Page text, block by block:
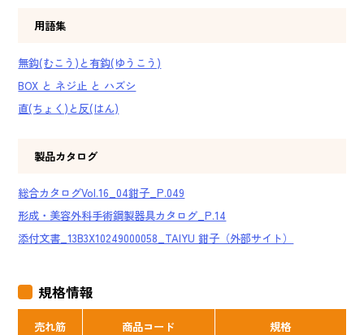
用語集
無鈎(むこう)と有鈎(ゆうこう)
BOX と ネジ止 と ハズシ
直(ちょく)と反(はん)
製品カタログ
総合カタログVol.16_04鉗子_P.049
形成・美容外科手術鋼製器具カタログ_P.14
添付文書_13B3X10249000058_TAIYU 鉗子（外部サイト）
規格情報
売れ筋 商品コード 規格